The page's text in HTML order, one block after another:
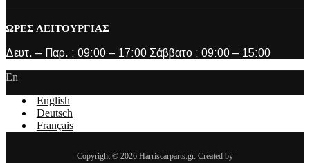
ΩΡΕΣ ΛΕΙΤΟΥΡΓΙΑΣ
Δευτ. – Παρ. : 09:00 – 17:00 Σάββατο : 09:00 – 15:00
En
English
Deutsch
Français
Copyright © 2026 Harriscarparts.gr. Created by